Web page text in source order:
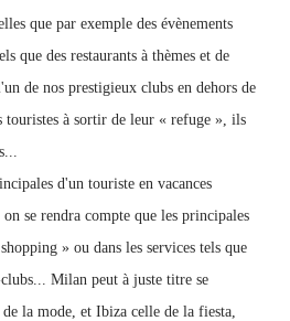
que par exemple des évènements
que des restaurants à thèmes et de
de nos prestigieux clubs en dehors de
à sortir de leur « refuge », ils
d'un touriste en vacances
se rendra compte que les principales
» ou dans les services tels que
Milan peut à juste titre se
la mode, et Ibiza celle de la fiesta,